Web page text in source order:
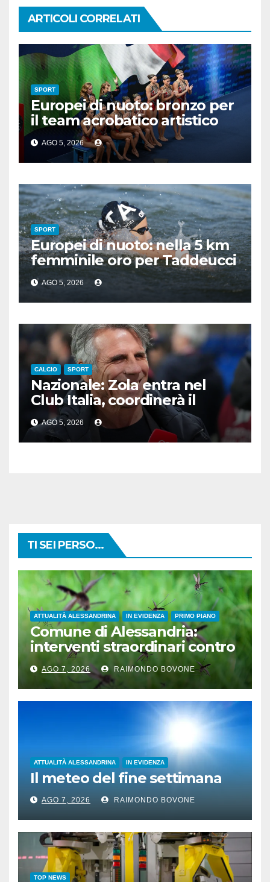
ARTICOLI CORRELATI
SPORT
Europei di nuoto: bronzo per
il team acrobatico artistico
dell’Italia
AGO 5, 2026
SPORT
Europei di nuoto: nella 5 km
femminile oro per Taddeucci
e bronzo per Pozzobon
AGO 5, 2026
CALCIO SPORT
Nazionale: Zola entra nel
Club Italia, coordinerà il
settore giovanile
AGO 5, 2026
TI SEI PERSO...
ATTUALITÀ ALESSANDRINA IN EVIDENZA PRIMO PIANO
Comune di Alessandria:
interventi straordinari contro
le zanzare
AGO 7, 2026 RAIMONDO BOVONE
ATTUALITÀ ALESSANDRINA IN EVIDENZA
Il meteo del fine settimana
AGO 7, 2026 RAIMONDO BOVONE
TOP NEWS